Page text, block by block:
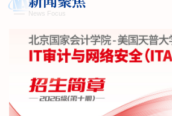
News Focus